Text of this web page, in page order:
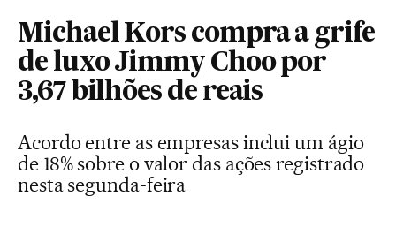
Michael Kors compra a grife
de luxo Jimmy Choo por
3,67 bilhões de reais
Acordo entre as empresas inclui um ágio
de 18% sobre o valor das ações registrado
nesta segunda-feira